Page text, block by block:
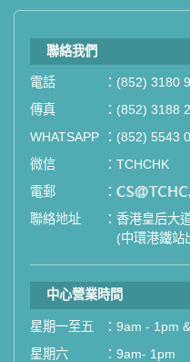
聯絡我們
電話 ： (852) 3180
傳真
： (852) 3188
WHATSAPP
： (852) 5543
微信
： TCHCHK
電郵
： email
聯絡地址
： 香港皇后大
(中環港鐵站
中心營業時間
星期一至五 ： 9am - 1pm
星期六
： 9am- 1pm